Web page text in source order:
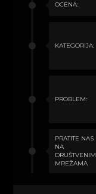
OCENA:
KATEGORIJA:
PROBLEM:
PRATITE NAS
NA
DRUŠTVENIM
MREŽAMA